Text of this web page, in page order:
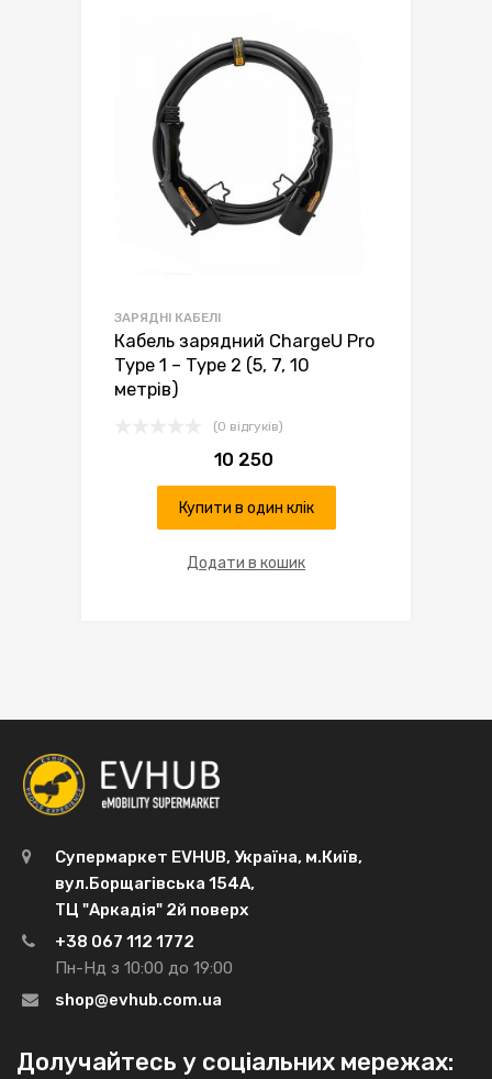
ЗАРЯДНІ КАБЕЛІ
Кабель зарядний ChargeU Pro
Type 1 – Type 2 (5, 7, 10
метрів)
(0 відгуків)
10 250
Купити в один клік
Додати в кошик
Супермаркет EVHUB, Україна, м.Київ,
вул.Борщагівська 154А,
ТЦ "Аркадія" 2й поверх
+38 067 112 1772
Пн-Нд з 10:00 до 19:00
shop@evhub.com.ua
Долучайтесь у соціальних мережах: